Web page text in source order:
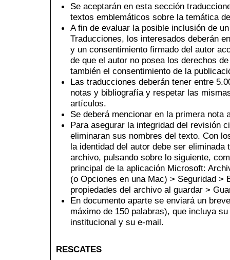
Se aceptarán en esta sección
textos emblemáticos sobre la temática
A fin de evaluar la posible inclusión de
Traducciones, los interesados deberán
y un consentimiento firmado del autor
de que el autor no posea los derechos
también el consentimiento de la
Las traducciones deberán tener entre
notas y bibliografía y respetar las
artículos.
Se deberá mencionar en la primera nota
Para asegurar la integridad del revisión
eliminaran sus nombres del texto. Con
la identidad del autor debe ser eliminada
archivo, pulsando sobre lo siguiente,
principal de la aplicación Microsoft:
(o Opciones en una Mac) > Seguridad >
propiedades del archivo al guardar >
En documento aparte se enviará un
máximo de 150 palabras), que incluya
institucional y su e-mail.
RESCATES